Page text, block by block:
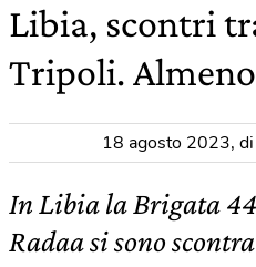
Libia, scontri
Tripoli.
18 agosto 2023, di
In Libia la Brigata
Radaa si sono